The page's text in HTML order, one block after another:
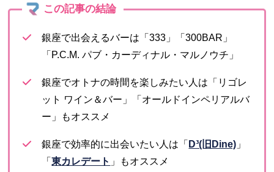
銀座で出会えるバーは「333」「300BAR」
「P.C.M. パブ・カーディナル・マルノウチ」
銀座でオトナの時間を楽しみたい人は「リゴレ
ット ワイン＆バー」「オールドインペリアルバ
ー」もオススメ
銀座で効率的に出会いたい人は「 D³(旧Dine) 」
「東カレデート 」もオススメ